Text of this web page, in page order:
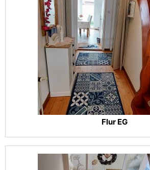
Flur EG